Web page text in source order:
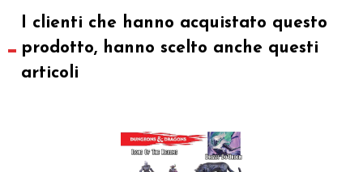
I clienti che hanno acquistato questo
prodotto, hanno scelto anche questi
articoli